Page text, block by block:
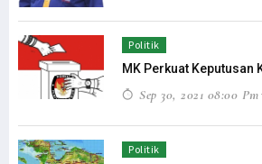
Politik
MK Perkuat Keputusan
Sep 30, 2021 08:00 Pm
Politik